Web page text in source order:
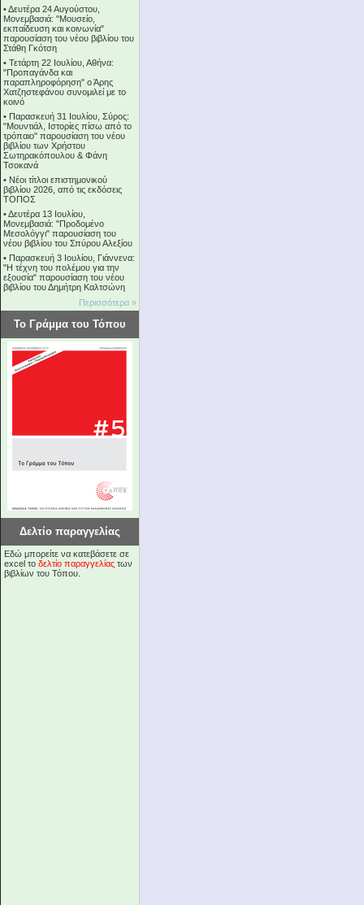
•Δευτέρα 24 Αυγούστου,
Μονεμβασιά: "Μουσείο,
εκπαίδευση και κοινωνία"
παρουσίαση του νέου βιβλίου του
Στάθη Γκότση
• Τετάρτη 22 Ιουλίου, Αθήνα:
"Προπαγάνδα και
παραπληροφόρηση" ο Άρης
Χατζηστεφάνου συνομιλεί με το
κοινό
• Παρασκευή 31 Ιουλίου, Σύρος:
"Μουντιάλ, Ιστορίες πίσω από το
τρόπαιο" παρουσίαση του νέου
βιβλίου των Χρήστου
Σωτηρακόπουλου & Φάνη
Τσοκανά
• Νέοι τίτλοι επιστημονικού
βιβλίου 2026, από τις εκδόσεις
ΤΟΠΟΣ
•Δευτέρα 13 Ιουλίου,
Μονεμβασιά: "Προδομένο
Μεσολόγγι" παρουσίαση του
νέου βιβλίου του Σπύρου Αλεξίου
• Παρασκευή 3 Ιουλίου, Γιάννενα:
"Η τέχνη του πολέμου για την
εξουσία" παρουσίαση του νέου
βιβλίου του Δημήτρη Καλτσώνη
Περισσότερα »
Το Γράμμα του Τόπου
Δελτίο παραγγελίας
Εδώ μπορείτε να κατεβάσετε σε
excel το δελτίο παραγγελίας των
βιβλίων του Τόπου.